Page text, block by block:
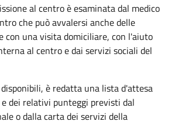
al centro è esaminata dal medico
che può avvalersi anche delle
con una visita domiciliare, con l'aiuto
al centro e dai servizi sociali del
è redatta una lista d'attesa
dei relativi punteggi previsti dal
o dalla carta dei servizi della